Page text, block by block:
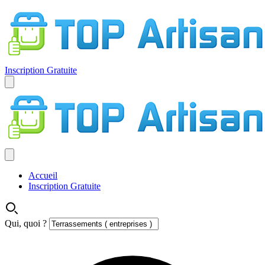
Inscription Gratuite
Accueil
Inscription Gratuite
Qui, quoi ?